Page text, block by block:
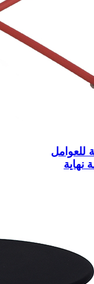
للعوامل
نهاية